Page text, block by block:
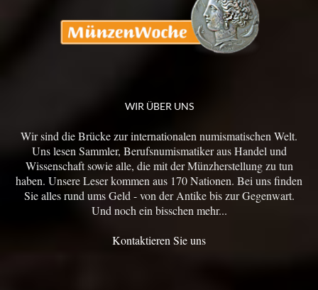
WIR ÜBER UNS
Wir sind die Brücke zur internationalen numismatischen Welt.
Uns lesen Sammler, Berufsnumismatiker aus Handel und
Wissenschaft sowie alle, die mit der Münzherstellung zu tun
haben. Unsere Leser kommen aus 170 Nationen. Bei uns finden
Sie alles rund ums Geld - von der Antike bis zur Gegenwart.
Und noch ein bisschen mehr...
Kontaktieren Sie uns